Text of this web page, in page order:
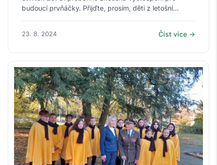
budoucí prvňáčky. Přijďte, prosím, děti z letošní...
23. 8. 2024 Číst více →